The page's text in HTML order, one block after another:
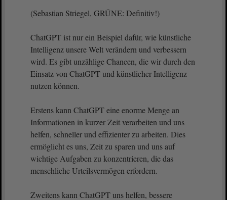
(Sebastian Striegel, GRÜNE: Definitiv!)
ChatGPT ist nur ein Beispiel dafür, wie künstliche
Intelligenz unsere Welt verändern und verbessern
wird. Es gibt unzählige Chancen, die wir durch den
Einsatz von ChatGPT und künstlicher Intelligenz
nutzen können.
Erstens kann ChatGPT eine enorme Menge an
Informationen in kurzer Zeit verarbeiten und uns
helfen, schneller und effizienter zu arbeiten. Dies
ermöglicht es uns, Zeit zu sparen und uns auf
wichtige Aufgaben zu konzentrieren, die das
menschliche Urteilsvermögen erfordern.
Zweitens kann ChatGPT uns helfen, bessere